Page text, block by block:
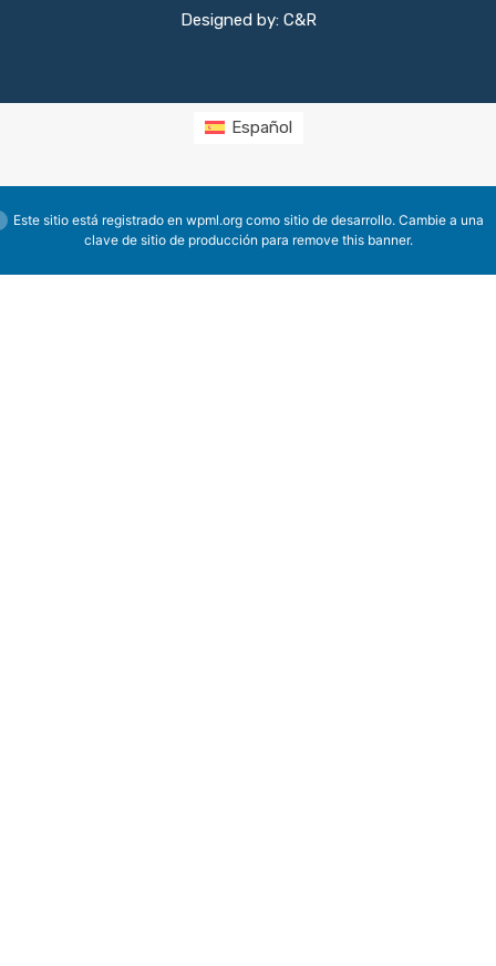
Designed by: C&R
Español
Este sitio está registrado en wpml.orgcomo sitio de desarrollo. Cambie a una
clave de sitio de producción para remove this banner.